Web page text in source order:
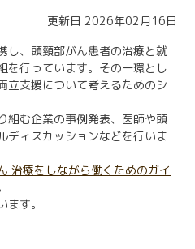
語切替
English
閉じる
更新日 2026年02月16日
し、頭頸部がん患者の治療と就
を行っています。その一環とし
立支援について考えるためのシ
組む企業の事例発表、医師や頭
ディスカッションなどを行いま
治療をしながら働くためのガイ
す。